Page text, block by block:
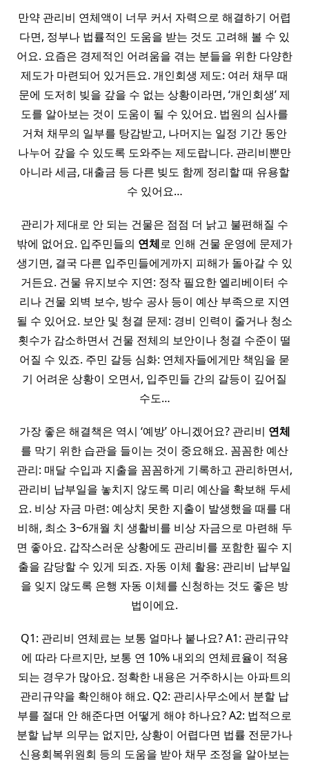
만약 관리비 연체액이 너무 커서 자력으로 해결하기 어렵
다면, 정부나 법률적인 도움을 받는 것도 고려해 볼 수 있
어요. 요즘은 경제적인 어려움을 겪는 분들을 위한 다양한
제도가 마련되어 있거든요. 개인회생 제도: 여러 채무 때
문에 도저히 빚을 갚을 수 없는 상황이라면, ‘개인회생’ 제
도를 알아보는 것이 도움이 될 수 있어요. 법원의 심사를
거쳐 채무의 일부를 탕감받고, 나머지는 일정 기간 동안
나누어 갚을 수 있도록 도와주는 제도랍니다. 관리비뿐만
아니라 세금, 대출금 등 다른 빚도 함께 정리할 때 유용할
수 있어요…
관리가 제대로 안 되는 건물은 점점 더 낡고 불편해질 수
밖에 없어요. 입주민들의 연체로 인해 건물 운영에 문제가
생기면, 결국 다른 입주민들에게까지 피해가 돌아갈 수 있
거든요. 건물 유지보수 지연: 정작 필요한 엘리베이터 수
리나 건물 외벽 보수, 방수 공사 등이 예산 부족으로 지연
될 수 있어요. 보안 및 청결 문제: 경비 인력이 줄거나 청소
횟수가 감소하면서 건물 전체의 보안이나 청결 수준이 떨
어질 수 있죠. 주민 갈등 심화: 연체자들에게만 책임을 묻
기 어려운 상황이 오면서, 입주민들 간의 갈등이 깊어질
수도…
가장 좋은 해결책은 역시 ‘예방’ 아니겠어요? 관리비 연체
를 막기 위한 습관을 들이는 것이 중요해요. 꼼꼼한 예산
관리: 매달 수입과 지출을 꼼꼼하게 기록하고 관리하면서,
관리비 납부일을 놓치지 않도록 미리 예산을 확보해 두세
요. 비상 자금 마련: 예상치 못한 지출이 발생했을 때를 대
비해, 최소 3~6개월 치 생활비를 비상 자금으로 마련해 두
면 좋아요. 갑작스러운 상황에도 관리비를 포함한 필수 지
출을 감당할 수 있게 되죠. 자동 이체 활용: 관리비 납부일
을 잊지 않도록 은행 자동 이체를 신청하는 것도 좋은 방
법이에요.
Q1: 관리비 연체료는 보통 얼마나 붙나요? A1: 관리규약
에 따라 다르지만, 보통 연 10% 내외의 연체료율이 적용
되는 경우가 많아요. 정확한 내용은 거주하시는 아파트의
관리규약을 확인해야 해요. Q2: 관리사무소에서 분할 납
부를 절대 안 해준다면 어떻게 해야 하나요? A2: 법적으로
분할 납부 의무는 없지만, 상황이 어렵다면 법률 전문가나
신용회복위원회 등의 도움을 받아 채무 조정을 알아보는